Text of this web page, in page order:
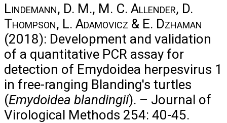
Lindemann, D. M., M. C. Allender, D.
Thompson, L. Adamovicz & E. Dzhaman
(2018): Development and validation
of a quantitative PCR assay for
detection of Emydoidea herpesvirus 1
in free-ranging Blanding's turtles
(Emydoidea blandingii). – Journal of
Virological Methods 254: 40-45.